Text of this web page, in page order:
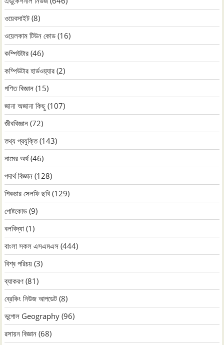
ওয়েবসাইট (8)
ওয়েলকাম টিউন কোড (16)
কম্পিউটার (46)
কম্পিউটার হার্ডওয়্যার (2)
গণিত বিজ্ঞান (15)
জানা অজানা কিছু (107)
জীববিজ্ঞান (72)
তথ্য প্রযুক্তি(143)
নামের অর্থ(46)
পদার্থ বিজ্ঞান (128)
পিকচার সেলফি ছবি (129)
পোষ্টকোড (9)
বলবিদ্যা (1)
বাংলা সকল এসএমএস (444)
বিশ্ব পরিচয় (3)
ব্যাকরণ (81)
ব্রেকিং নিউজ আপডেট (8)
ভূগোল Geography (96)
রসায়ন বিজ্ঞান (68)